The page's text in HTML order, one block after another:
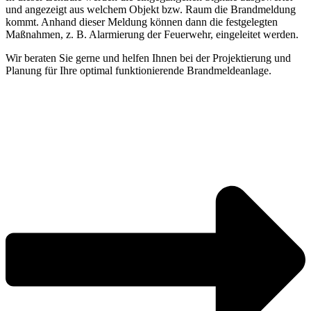
und angezeigt aus welchem Objekt bzw. Raum die Brandmeldung
kommt. Anhand dieser Meldung können dann die festgelegten
Maßnahmen, z. B. Alarmierung der Feuerwehr, eingeleitet werden.
Wir beraten Sie gerne und helfen Ihnen bei der Projektierung und
Planung für Ihre optimal funktionierende Brandmeldeanlage.